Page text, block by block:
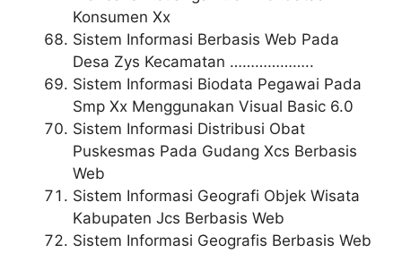
Konsumen Xx
Sistem Informasi Berbasis Web Pada
Desa Zys Kecamatan ………………..
Sistem Informasi Biodata Pegawai Pada
Smp Xx Menggunakan Visual Basic 6.0
Sistem Informasi Distribusi Obat
Puskesmas Pada Gudang Xcs Berbasis
Web
Sistem Informasi Geografi Objek Wisata
Kabupaten Jcs Berbasis Web
Sistem Informasi Geografis Berbasis Web